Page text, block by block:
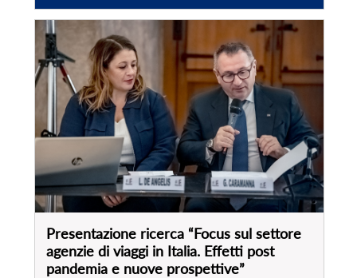
Presentazione ricerca “Focus sul settore
agenzie di viaggi in Italia. Effetti post
pandemia e nuove prospettive”
17dic , 2024
VEDI EVENTO
PARTNER